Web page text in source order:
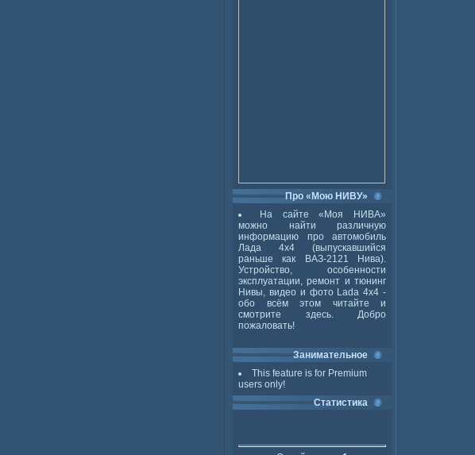
Про «Мою НИВУ»
На сайте «Моя НИВА»
можно найти различную
информацию про автомобиль
Лада 4x4 (выпускавшийся
раньше как ВАЗ-2121 Нива).
Устройство, особенности
эксплуатации, ремонт и тюнинг
Нивы, видео и фото Lada 4x4 -
обо всём этом читайте и
смотрите здесь. Добро
пожаловать!
Занимательное
This feature is for Premium
users only!
Статистика